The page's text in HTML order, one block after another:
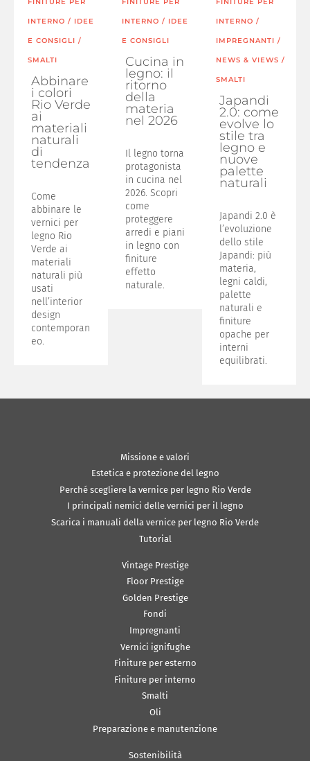
INTERNO / IDEE
E CONSIGLI /
SMALTI
Abbinare
i colori
Rio Verde
ai
materiali
naturali
di
tendenza
Come
abbinare le
vernici per
legno Rio
Verde ai
materiali
naturali più
usati
nell’interior
design
contemporan
eo.
INTERNO / IDEE
E CONSIGLI
Cucina in
legno: il
ritorno
della
materia
nel 2026
Il legno torna
protagonista
in cucina nel
2026. Scopri
come
proteggere
arredi e piani
in legno con
finiture
effetto
naturale.
INTERNO /
IMPREGNANTI /
NEWS & VIEWS /
SMALTI
Japandi
2.0: come
evolve lo
stile tra
legno e
nuove
palette
naturali
Japandi 2.0 è
l’evoluzione
dello stile
Japandi: più
materia,
legni caldi,
palette
naturali e
finiture
opache per
interni
equilibrati.
Missione e valori
Estetica e protezione del legno
Perché scegliere la vernice per legno Rio Verde
I principali nemici delle vernici per il legno
Scarica i manuali della vernice per legno Rio Verde
Tutorial
Vintage Prestige
Floor Prestige
Golden Prestige
Fondi
Impregnanti
Vernici ignifughe
Finiture per esterno
Finiture per interno
Smalti
Oli
Preparazione e manutenzione
Sostenibilità